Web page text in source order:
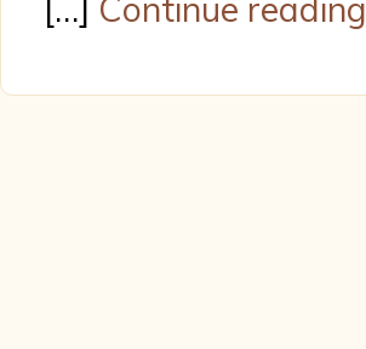
[…] Continue reading